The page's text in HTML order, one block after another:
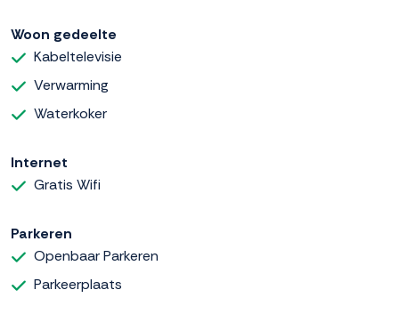
Woon gedeelte
Kabeltelevisie
Verwarming
Waterkoker
Internet
Gratis Wifi
Parkeren
Openbaar Parkeren
Parkeerplaats